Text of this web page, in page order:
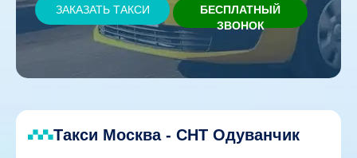
ЗАКАЗАТЬ ТАКСИ
БЕСПЛАТНЫЙ
ЗВОНОК
Такси Москва - СНТ Одуванчик